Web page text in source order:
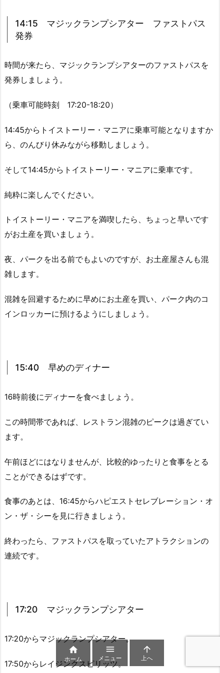
14:15 マジックランプシアター ファストパス
発券
時間が来たら、マジックランプシアターのファストパスを
発券しましょう。
（乗車可能時刻 17:20-18:20）
14:45からトイストーリー・マニアに乗車可能となりますか
ら、のんびり休みながら移動しましょう。
そして14:45からトイストーリー・マニアに乗車です。
純粋に楽しんでください。
トイストーリー・マニアを満喫したら、ちょっと早いです
がお土産を買いましょう。
夜、パークを出る前でもよいのですが、お土産屋さんも混
雑します。
混雑を回避するために早めにお土産を買い、パーク内のコ
インロッカーに預けるようにしましょう。
15:40 早めのディナー
16時前後にディナーを食べましょう。
この時間帯であれば、レストラン混雑のピークは過ぎてい
ます。
午前ほどにはなりませんが、比較的ゆったりと食事をとる
ことができるはずです。
食事のあとは、16:45からハピエストセレブレーション・オ
ン・ザ・シーを見に行きましょう。
終わったら、ファストパスを取っていたアトラクションの
連続です。
17:20 マジックランプシアター
17:20からマジックランプシアター。
17:50からレイジングスピリッツ。

ホーム

メニュー

上へ